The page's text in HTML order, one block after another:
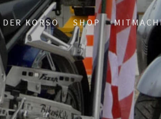
DER KORSO SHOP